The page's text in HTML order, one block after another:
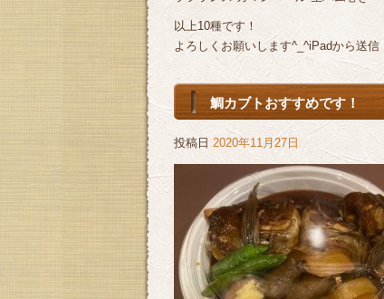
以上10種です！
よろしくお願いします^_^iPadから送信
鯛カブトおすすめです！
投稿日 2020年11月27日